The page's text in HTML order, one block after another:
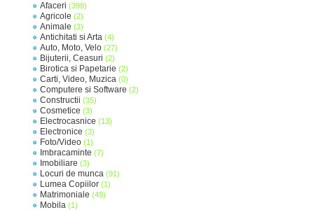
Afaceri (399)
Agricole (2)
Animale (3)
Antichitati si Arta (4)
Auto, Moto, Velo (27)
Bijuterii, Ceasuri (2)
Birotica si Papetarie (2)
Carti, Video, Muzica (0)
Computere si Software (2)
Constructii (35)
Cosmetice (3)
Electrocasnice (13)
Electronice (3)
Foto/Video (1)
Imbracaminte (7)
Imobiliare (3)
Locuri de munca (91)
Lumea Copiilor (1)
Matrimoniale (49)
Mobila (1)